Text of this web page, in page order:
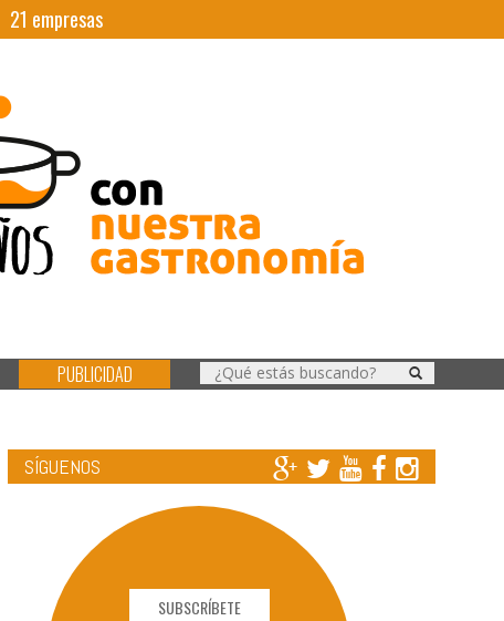
21 empresas
PUBLICIDAD
SÍGUENOS
SUBSCRÍBETE